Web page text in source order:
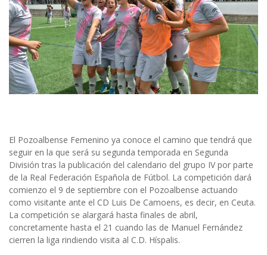
El Pozoalbense Femenino ya conoce el camino que tendrá que
seguir en la que será su segunda temporada en Segunda
División tras la publicación del calendario del grupo IV por parte
de la Real Federación Española de Fútbol. La competición dará
comienzo el 9 de septiembre con el Pozoalbense actuando
como visitante ante el CD Luis De Camoens, es decir, en Ceuta.
La competición se alargará hasta finales de abril,
concretamente hasta el 21 cuando las de Manuel Fernández
cierren la liga rindiendo visita al C.D. Híspalis.